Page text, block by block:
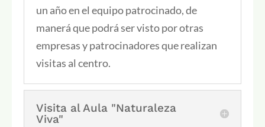
un año en el equipo patrocinado, de
manerá que podrá ser visto por otras
empresas y patrocinadores que realizan
visitas al centro.
Visita al Aula "Naturaleza
Viva"